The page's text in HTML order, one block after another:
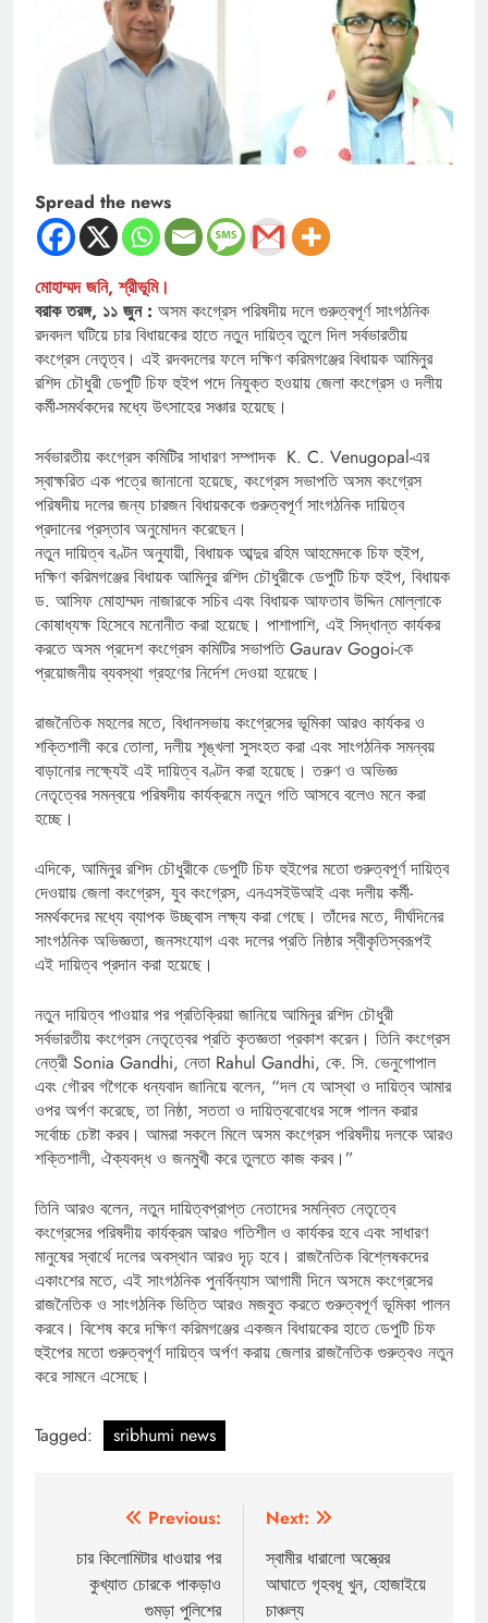
Spread the news
মোহাম্মদ জনি, শ্রীভূমি।
বরাক তরঙ্গ, ১১ জুন : অসম কংগ্রেস পরিষদীয় দলে গুরুত্বপূর্ণ সাংগঠনিক
রদবদল ঘটিয়ে চার বিধায়কের হাতে নতুন দায়িত্ব তুলে দিল সর্বভারতীয়
কংগ্রেস নেতৃত্ব। এই রদবদলের ফলে দক্ষিণ করিমগঞ্জের বিধায়ক আমিনুর
রশিদ চৌধুরী ডেপুটি চিফ হুইপ পদে নিযুক্ত হওয়ায় জেলা কংগ্রেস ও দলীয়
কর্মী-সমর্থকদের মধ্যে উৎসাহের সঞ্চার হয়েছে।
সর্বভারতীয় কংগ্রেস কমিটির সাধারণ সম্পাদক K. C. Venugopal-এর
স্বাক্ষরিত এক পত্রে জানানো হয়েছে, কংগ্রেস সভাপতি অসম কংগ্রেস
পরিষদীয় দলের জন্য চারজন বিধায়ককে গুরুত্বপূর্ণ সাংগঠনিক দায়িত্ব
প্রদানের প্রস্তাব অনুমোদন করেছেন।
নতুন দায়িত্ব বণ্টন অনুযায়ী, বিধায়ক আব্দুর রহিম আহমেদকে চিফ হুইপ,
দক্ষিণ করিমগঞ্জের বিধায়ক আমিনুর রশিদ চৌধুরীকে ডেপুটি চিফ হুইপ, বিধায়ক
ড. আসিফ মোহাম্মদ নাজারকে সচিব এবং বিধায়ক আফতাব উদ্দিন মোল্লাকে
কোষাধ্যক্ষ হিসেবে মনোনীত করা হয়েছে। পাশাপাশি, এই সিদ্ধান্ত কার্যকর
করতে অসম প্রদেশ কংগ্রেস কমিটির সভাপতি Gaurav Gogoi-কে
প্রয়োজনীয় ব্যবস্থা গ্রহণের নির্দেশ দেওয়া হয়েছে।
রাজনৈতিক মহলের মতে, বিধানসভায় কংগ্রেসের ভূমিকা আরও কার্যকর ও
শক্তিশালী করে তোলা, দলীয় শৃঙ্খলা সুসংহত করা এবং সাংগঠনিক সমন্বয়
বাড়ানোর লক্ষ্যেই এই দায়িত্ব বণ্টন করা হয়েছে। তরুণ ও অভিজ্ঞ
নেতৃত্বের সমন্বয়ে পরিষদীয় কার্যক্রমে নতুন গতি আসবে বলেও মনে করা
হচ্ছে।
এদিকে, আমিনুর রশিদ চৌধুরীকে ডেপুটি চিফ হুইপের মতো গুরুত্বপূর্ণ দায়িত্ব
দেওয়ায় জেলা কংগ্রেস, যুব কংগ্রেস, এনএসইউআই এবং দলীয় কর্মী-
সমর্থকদের মধ্যে ব্যাপক উচ্ছ্বাস লক্ষ্য করা গেছে। তাঁদের মতে, দীর্ঘদিনের
সাংগঠনিক অভিজ্ঞতা, জনসংযোগ এবং দলের প্রতি নিষ্ঠার স্বীকৃতিস্বরূপই
এই দায়িত্ব প্রদান করা হয়েছে।
নতুন দায়িত্ব পাওয়ার পর প্রতিক্রিয়া জানিয়ে আমিনুর রশিদ চৌধুরী
সর্বভারতীয় কংগ্রেস নেতৃত্বের প্রতি কৃতজ্ঞতা প্রকাশ করেন। তিনি কংগ্রেস
নেত্রী Sonia Gandhi, নেতা Rahul Gandhi, কে. সি. ভেনুগোপাল
এবং গৌরব গগৈকে ধন্যবাদ জানিয়ে বলেন, “দল যে আস্থা ও দায়িত্ব আমার
ওপর অর্পণ করেছে, তা নিষ্ঠা, সততা ও দায়িত্ববোধের সঙ্গে পালন করার
সর্বোচ্চ চেষ্টা করব। আমরা সকলে মিলে অসম কংগ্রেস পরিষদীয় দলকে আরও
শক্তিশালী, ঐক্যবদ্ধ ও জনমুখী করে তুলতে কাজ করব।”
তিনি আরও বলেন, নতুন দায়িত্বপ্রাপ্ত নেতাদের সমন্বিত নেতৃত্বে
কংগ্রেসের পরিষদীয় কার্যক্রম আরও গতিশীল ও কার্যকর হবে এবং সাধারণ
মানুষের স্বার্থে দলের অবস্থান আরও দৃঢ় হবে। রাজনৈতিক বিশ্লেষকদের
একাংশের মতে, এই সাংগঠনিক পুনর্বিন্যাস আগামী দিনে অসমে কংগ্রেসের
রাজনৈতিক ও সাংগঠনিক ভিত্তি আরও মজবুত করতে গুরুত্বপূর্ণ ভূমিকা পালন
করবে। বিশেষ করে দক্ষিণ করিমগঞ্জের একজন বিধায়কের হাতে ডেপুটি চিফ
হুইপের মতো গুরুত্বপূর্ণ দায়িত্ব অর্পণ করায় জেলার রাজনৈতিক গুরুত্বও নতুন
করে সামনে এসেছে।
Tagged: sribhumi news
navigation
Previous:
চার কিলোমিটার ধাওয়ার পর
কুখ্যাত চোরকে পাকড়াও
গুমড়া পুলিশের
Next:
স্বামীর ধারালো অস্ত্রের
আঘাতে গৃহবধূ খুন, হোজাইয়ে
চাঞ্চল্য